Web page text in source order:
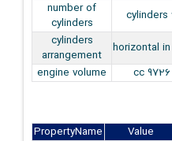
6
number of
cylinders
horizontal
cylinders
arrangement
9726 cc
engine volume
Value
PropertyName